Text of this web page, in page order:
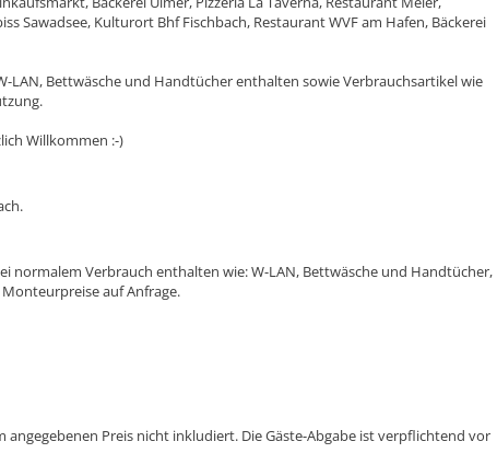
Sawadsee, Kulturort Bhf Fischbach, Restaurant WVF am Hafen, Bäckerei
LAN, Bettwäsche und Handtücher enthalten sowie Verbrauchsartikel wie
Willkommen :-)
normalem Verbrauch enthalten wie: W-LAN, Bettwäsche und Handtücher,
auf Anfrage.
angegebenen Preis nicht inkludiert. Die Gäste-Abgabe ist verpflichtend vor